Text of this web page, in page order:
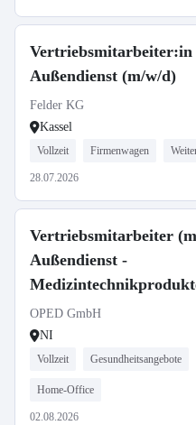
Außendienst (m/w/d)
Felder KG
Kassel
Vollzeit Firmenwagen
28.07.2026
Vertriebsmitarbeiter
Außendienst -
OPED GmbH
NI
Vollzeit Gesundheitsangebote
Home-Office
02.08.2026